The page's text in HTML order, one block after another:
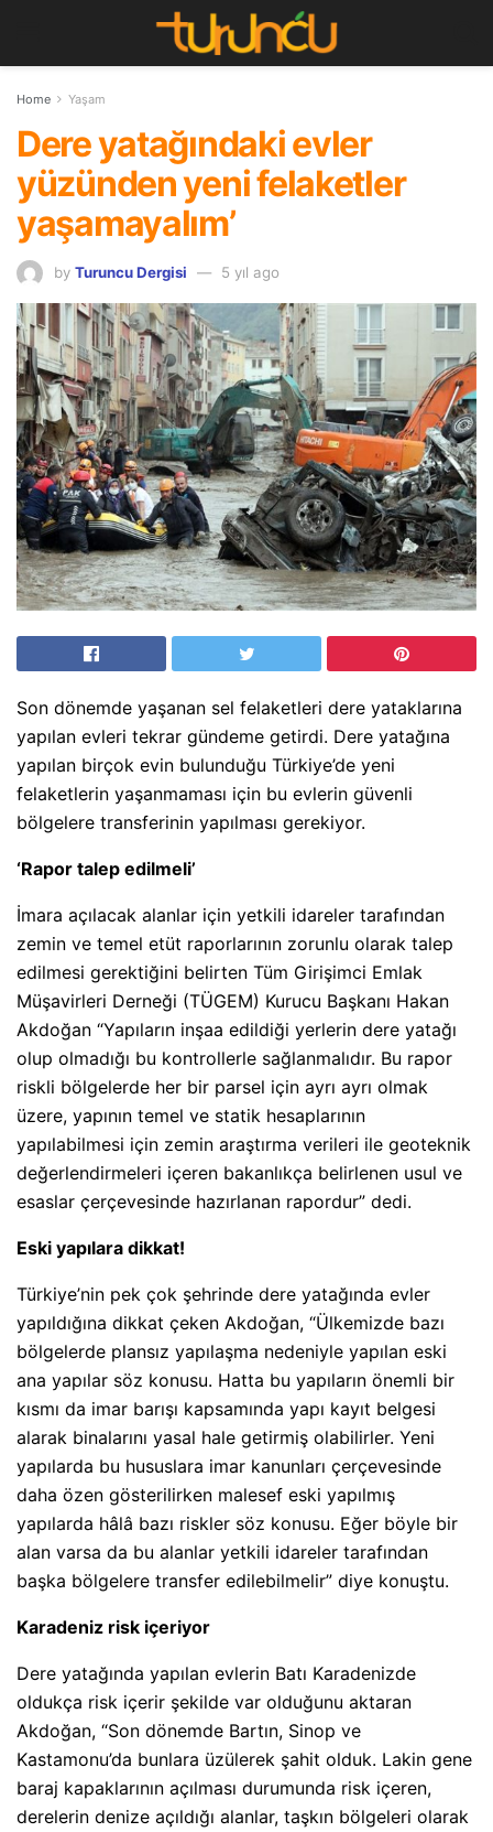
Home Yaşam
Dere yatağındaki evler
yüzünden yeni felaketler
yaşamayalım’
by Turuncu Dergisi 5 yıl ago
Son dönemde yaşanan sel felaketleri dere yataklarına
yapılan evleri tekrar gündeme getirdi. Dere yatağına
yapılan birçok evin bulunduğu Türkiye’de yeni
felaketlerin yaşanmaması için bu evlerin güvenli
bölgelere transferinin yapılması gerekiyor.
‘Rapor talep edilmeli’
İmara açılacak alanlar için yetkili idareler tarafından
zemin ve temel etüt raporlarının zorunlu olarak talep
edilmesi gerektiğini belirten Tüm Girişimci Emlak
Müşavirleri Derneği (TÜGEM) Kurucu Başkanı Hakan
Akdoğan “Yapıların inşaa edildiği yerlerin dere yatağı
olup olmadığı bu kontrollerle sağlanmalıdır. Bu rapor
riskli bölgelerde her bir parsel için ayrı ayrı olmak
üzere, yapının temel ve statik hesaplarının
yapılabilmesi için zemin araştırma verileri ile geoteknik
değerlendirmeleri içeren bakanlıkça belirlenen usul ve
esaslar çerçevesinde hazırlanan rapordur” dedi.
Eski yapılara dikkat!
Türkiye’nin pek çok şehrinde dere yatağında evler
yapıldığına dikkat çeken Akdoğan, “Ülkemizde bazı
bölgelerde plansız yapılaşma nedeniyle yapılan eski
ana yapılar söz konusu. Hatta bu yapıların önemli bir
kısmı da imar barışı kapsamında yapı kayıt belgesi
alarak binalarını yasal hale getirmiş olabilirler. Yeni
yapılarda bu hususlara imar kanunları çerçevesinde
daha özen gösterilirken malesef eski yapılmış
yapılarda hâlâ bazı riskler söz konusu. Eğer böyle bir
alan varsa da bu alanlar yetkili idareler tarafından
başka bölgelere transfer edilebilmelir” diye konuştu.
Karadeniz risk içeriyor
Dere yatağında yapılan evlerin Batı Karadenizde
oldukça risk içerir şekilde var olduğunu aktaran
Akdoğan, “Son dönemde Bartın, Sinop ve
Kastamonu’da bunlara üzülerek şahit olduk. Lakin gene
baraj kapaklarının açılması durumunda risk içeren,
derelerin denize açıldığı alanlar, taşkın bölgeleri olarak